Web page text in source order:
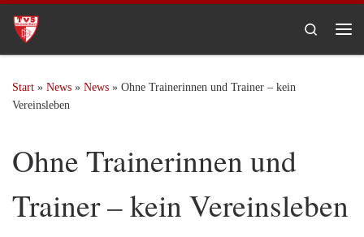
Zum Inhalt springen
Search
Start » News » News » Ohne Trainerinnen und Trainer – kein
Vereinsleben
Ohne Trainerinnen und
Trainer – kein Vereinsleben